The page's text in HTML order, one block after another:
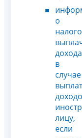
о
дохода
в
случае
лицу,
если